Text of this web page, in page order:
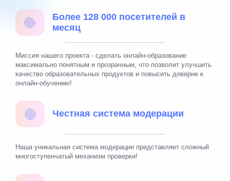
Более 128 000 посетителей в
месяц
Миссия нашего проекта - сделать онлайн-образование
максимально понятным и прозрачным, что позволит улучшить
качество образовательных продуктов и повысить доверие к
онлайн-обучению!
Честная система модерации
Наша уникальная система модерации представляет сложный
многоступенчатый механизм проверки!